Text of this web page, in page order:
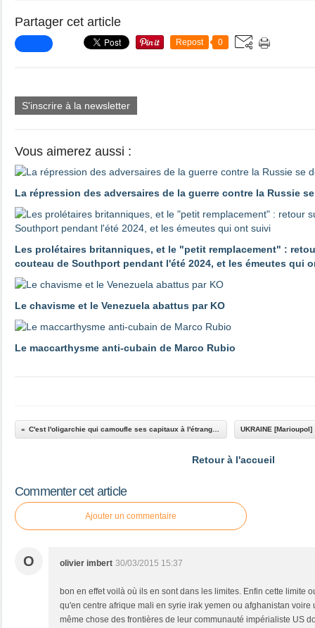
Partager cet article
Repost 0
S'inscrire à la newsletter
Vous aimerez aussi :
La répression des adversaires de la guerre contre la Russie
Les prolétaires britanniques, et le "petit remplacement" :
couteau de Southport pendant l'été 2024, et les émeutes qui
Le chavisme et le Venezuela abattus par KO
Le maccarthysme anti-cubain de Marco Rubio
Retour à l'accueil
Commenter cet article
Ajouter un commentaire
O olivier imbert 30/03/2015 15:37
bon en effet voilà où ils en sont dans les limites. Enfin cette limite
qu'en centre afrique mali en syrie irak yemen ou afghanistan voire
même chose des frontières de leur communauté impérialiste US